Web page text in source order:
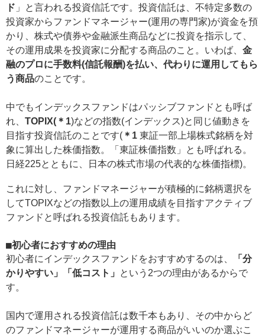
ド 」と言われる投資信託です。投資信託は、不特定多数の
投資家からファンドマネージャー(運用の専門家)が資金を預
かり、株式や債券や金融派生商品などに投資を指示して、
その運用成果を投資家に分配する商品のこと。いわば、 金
融のプロに手数料(信託報酬)を払い、代わりに運用してもら
う商品のことです。
中でもインデックスファンドはパッシブファンドとも呼ば
れ、 TOPIX(＊1)などの指数(インデックス)と同じ値動きを
目指す投資信託のことです( ＊1 東証一部上場株式銘柄を対
象に算出した株価指数。「東証株価指数」とも呼ばれる。
日経225とともに、日本の株式市場の代表的な株価指標)。
これに対し、ファンドマネージャーが積極的に銘柄選択を
してTOPIXなどの指数以上の運用成績を目指すアクティブ
ファンドと呼ばれる投資信託もあります。
■初心者におすすめの理由
初心者にインデックスファンドをおすすめするのは、
「分
かりやすい」「低コスト」
という2つの理由があるからで
す。
国内で運用される投資信託は数千本もあり、その中からど
のファンドマネージャーが運用する商品がいいのか選ぶこ